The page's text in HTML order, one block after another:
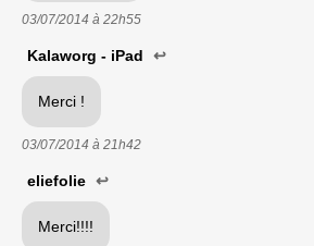
03/07/2014 à 22h55
Kalaworg - iPad ↩
Merci !
03/07/2014 à 21h42
eliefolie ↩
Merci!!!!